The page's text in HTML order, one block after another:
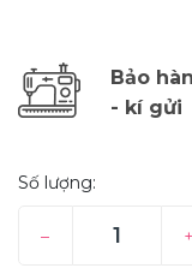
Bảo
- kí gửi
Số lượng:
– +